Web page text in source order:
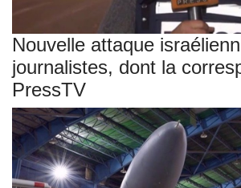
Nouvelle attaque
journalistes, dont la
PressTV